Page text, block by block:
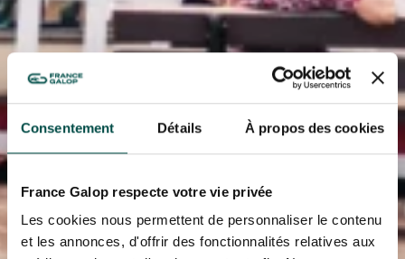
Consentement Détails À propos des cookies
France Galop respecte votre vie privée
Les cookies nous permettent de personnaliser le contenu
et les annonces, d'offrir des fonctionnalités relatives aux